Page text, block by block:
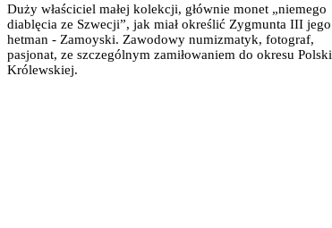
Duży właściciel małej kolekcji, głównie monet „niemego
diablęcia ze Szwecji”, jak miał określić Zygmunta III jego
hetman - Zamoyski. Zawodowy numizmatyk, fotograf,
pasjonat, ze szczególnym zamiłowaniem do okresu Polski
Królewskiej.